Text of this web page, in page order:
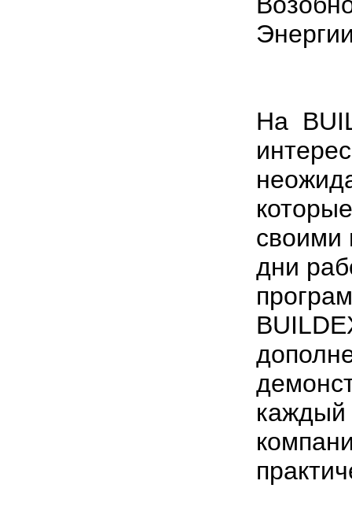
На
своими
дни
каждый